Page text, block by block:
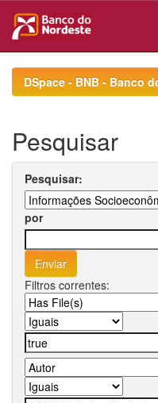
navigationDSpace - BNB - Banco
Pesquisar
Pesquisar:
por
Filtros correntes: